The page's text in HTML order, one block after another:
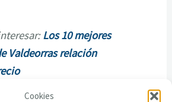
Cookies
Los 10 mejores
Valdeorras relación